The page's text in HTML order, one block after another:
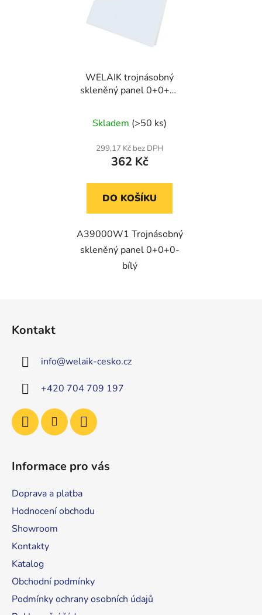
WELAIK trojnásobný
skleněný panel 0+0+0-
Skladem (>50 ks)
299,17 Kč bez DPH
362 Kč
DO KOŠÍKU
A39000W1 Trojnásobný
skleněný panel 0+0+0-
bílý
Kontakt
info@welaik-cesko.cz
+420 704 709 197
Informace pro vás
Doprava a platba
Hodnocení obchodu
Showroom
Kontakty
Katalog
Obchodní podmínky
Podmínky ochrany osobních údajů